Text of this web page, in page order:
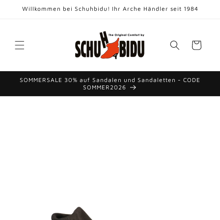
zum
Willkommen bei Schuhbidu! Ihr Arche Händler seit 1984
Warenkorb
SOMMERSALE 30% auf Sandalen und Sandaletten - CODE
SOMMER2026